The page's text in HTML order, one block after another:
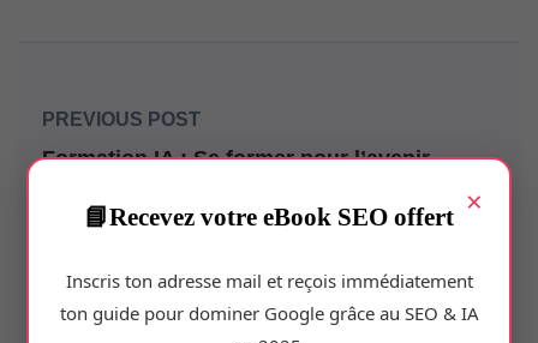
PREVIOUS POST
Formation IA : Se former pour l’avenir
NEXT POST
formation SEO
×
Recevez votre eBook SEO offert
Inscris ton adresse mail et reçois immédiatement
ton guide pour dominer Google grâce au SEO & IA